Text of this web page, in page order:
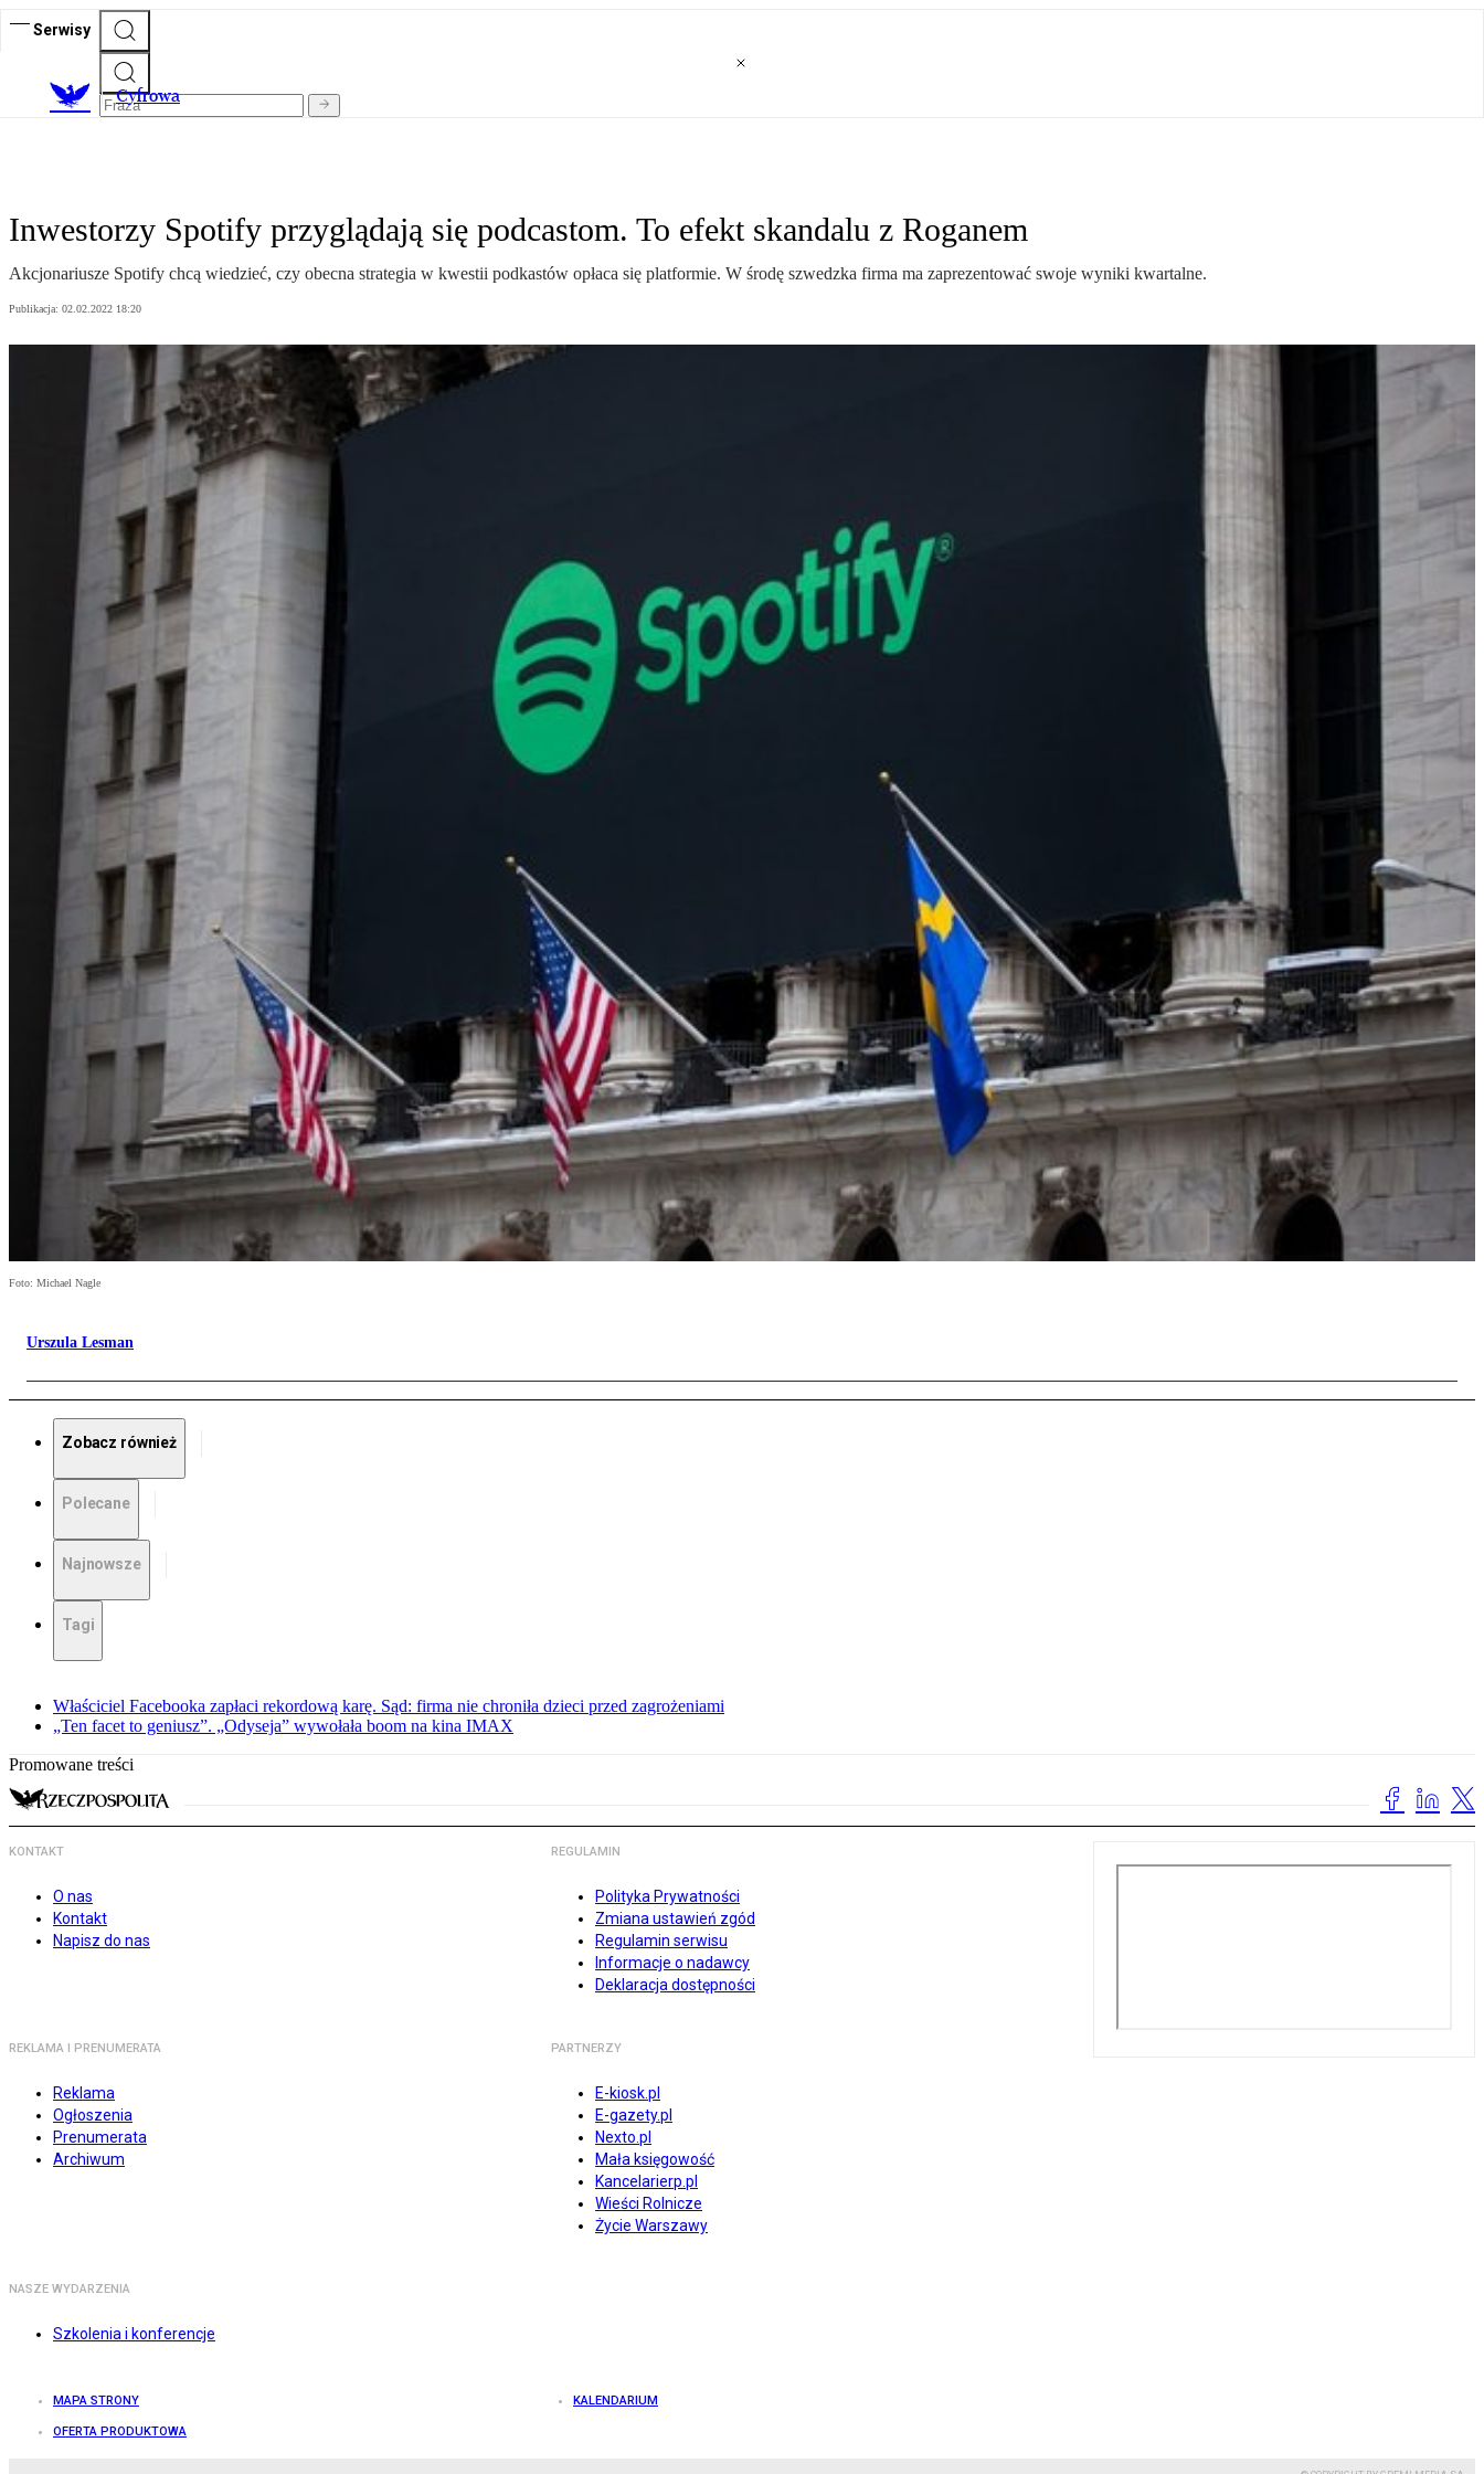
Serwisy
Cyfrowa
Inwestorzy Spotify przyglądają się podcastom. To efekt skandalu z Roganem
Akcjonariusze Spotify chcą wiedzieć, czy obecna strategia w kwestii podkastów opłaca się platformie. W środę szwedzka firma ma zaprezentować swoje wyniki kwartalne.
Publikacja: 02.02.2022 18:20
Foto: Michael Nagle
Urszula Lesman
Zobacz również
Polecane
Najnowsze
Tagi
Właściciel Facebooka zapłaci rekordową karę. Sąd: firma nie chroniła dzieci przed zagrożeniami
„Ten facet to geniusz”. „Odyseja” wywołała boom na kina IMAX
Promowane treści
KONTAKT
O nas
Kontakt
Napisz do nas
REGULAMIN
Polityka Prywatności
Zmiana ustawień zgód
Regulamin serwisu
Informacje o nadawcy
Deklaracja dostępności
REKLAMA I PRENUMERATA
Reklama
Ogłoszenia
Prenumerata
Archiwum
PARTNERZY
E-kiosk.pl
E-gazety.pl
Nexto.pl
Mała księgowość
Kancelarierp.pl
Wieści Rolnicze
Życie Warszawy
NASZE WYDARZENIA
Szkolenia i konferencje
MAPA STRONY KALENDARIUM
OFERTA PRODUKTOWA